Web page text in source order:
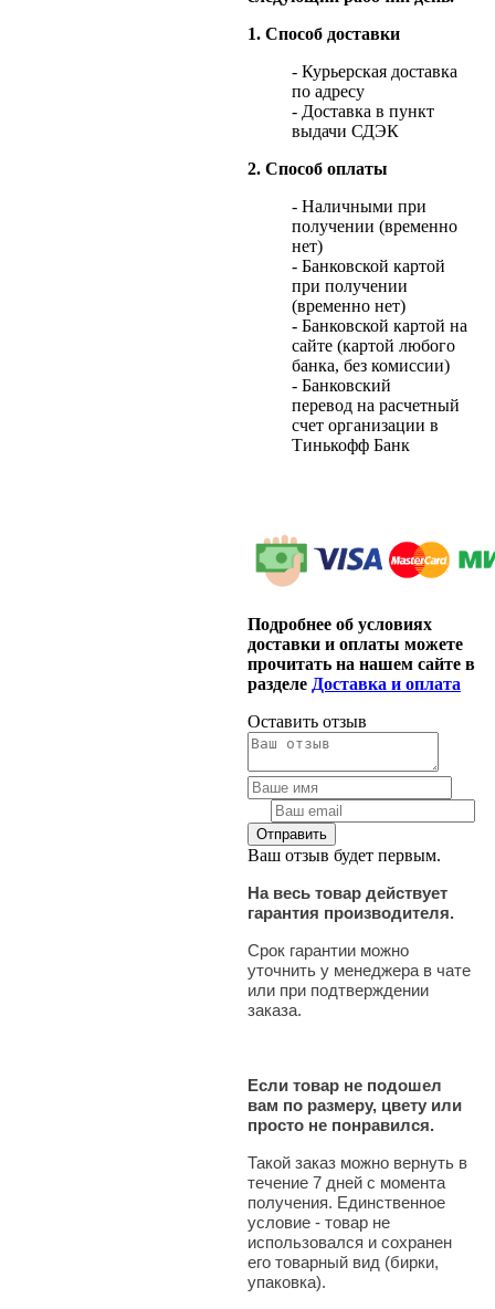
1. Способ доставки
- Курьерская доставка
по адресу
- Доставка в пункт
выдачи СДЭК
2. Способ оплаты
- Наличными при
получении (временно
нет)
- Банковской картой
при получении
(временно нет)
- Банковской картой на
сайте (картой любого
банка, без комиссии)
- Банковский
перевод на расчетный
счет организации в
Тинькофф Банк
Подробнее об условиях
доставки и оплаты можете
прочитать на нашем сайте в
разделе Доставка и оплата
Оставить отзыв
Ваш отзыв будет первым.
На весь товар действует
гарантия производителя.
Срок гарантии можно
уточнить у менеджера в чате
или при подтверждении
заказа.
Если товар не подошел
вам по размеру, цвету или
просто не понравился.
Такой заказ можно вернуть в
течение 7 дней с момента
получения. Единственное
условие - товар не
использовался и сохранен
его товарный вид (бирки,
упаковка).